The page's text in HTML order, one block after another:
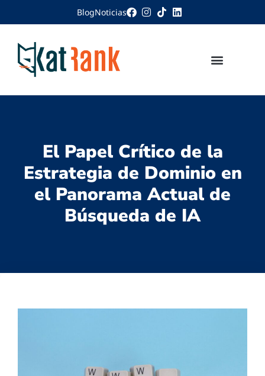
BlogNoticias
El Papel Crítico de la
Estrategia de Dominio en
el Panorama Actual de
Búsqueda de IA